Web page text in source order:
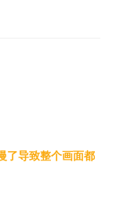
了导致整个画面都